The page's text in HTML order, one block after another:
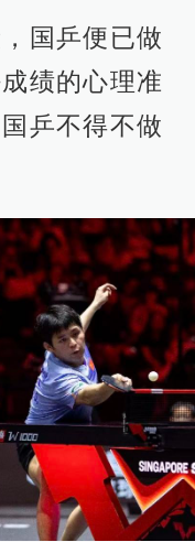
国乒便已做
绩的心理准
乒不得不做